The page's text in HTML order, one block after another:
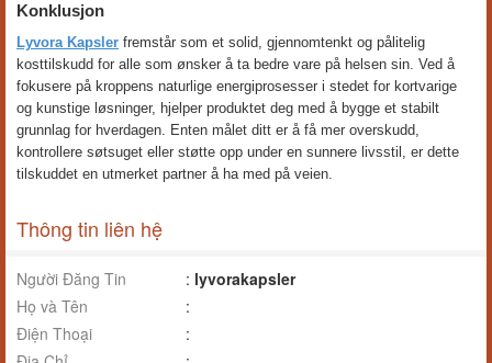
Konklusjon
Lyvora Kapsler fremstår som et solid, gjennomtenkt og pålitelig
kosttilskudd for alle som ønsker å ta bedre vare på helsen sin. Ved å
fokusere på kroppens naturlige energiprosesser i stedet for kortvarige
og kunstige løsninger, hjelper produktet deg med å bygge et stabilt
grunnlag for hverdagen. Enten målet ditt er å få mer overskudd,
kontrollere søtsuget eller støtte opp under en sunnere livsstil, er dette
tilskuddet en utmerket partner å ha med på veien.
Thông tin liên hệ
Người Đăng Tin : lyvorakapsler
Họ và Tên
:
Điện Thoại
: